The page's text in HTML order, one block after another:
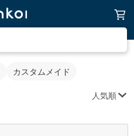
カスタムメイド
人気順